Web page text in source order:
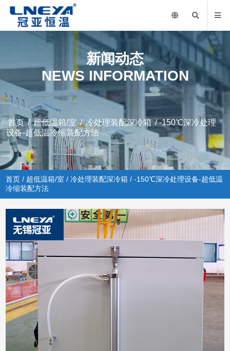
新闻动态
NEWS INFORMATION
首页/超低温箱/室/冷处理装配深冷箱 / -150℃深冷处理
设备-超低温冷缩装配方法
首页 / 超低温箱/室 /冷处理装配深冷箱 / -150℃深冷处理设备-超低温
冷缩装配方法